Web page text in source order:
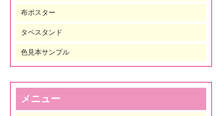
布ポスター
タペスタンド
色見本サンプル
メニュー